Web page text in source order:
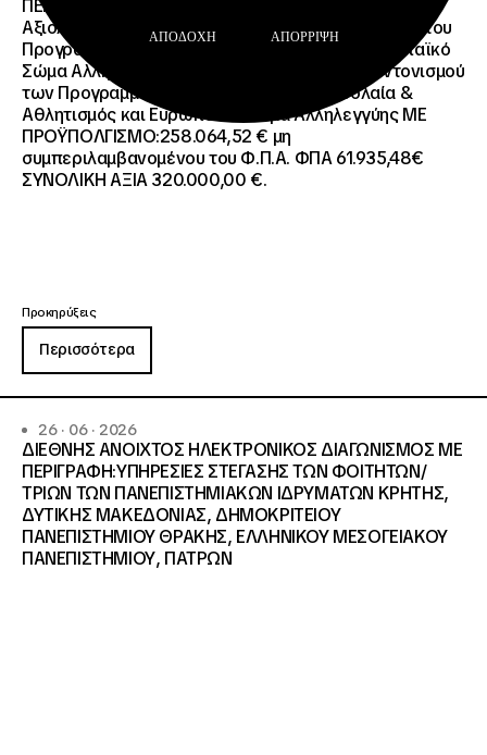
ΠΕΡΙΓΡΑΦΗ: Διοργάνωση Κύκλου Κατάρτισης και
Αξιολόγησης (Training and Evaluation Cycle – TEC) του
Προγράμματος European Solidarity Corps (Ευρωπαϊκό
Σώμα Αλληλεγγύης) της Εθνικής Μονάδας Συντονισμού
των Προγραμμάτων Erasmus+/Τομέας Νεολαία &
Αθλητισμός και Ευρωπαϊκό Σώμα Αλληλεγγύης ΜΕ
ΠΡΟΫΠΟΛΓΙΣΜΟ:258.064,52 € μη
συμπεριλαμβανομένου του Φ.Π.Α. ΦΠΑ 61.935,48€
ΣΥΝΟΛΙΚΗ ΑΞΙΑ 320.000,00 €.
Προκηρύξεις
Περισσότερα
26 · 06 · 2026
ΔΙΕΘΝΗΣ ΑΝΟΙΧΤΟΣ ΗΛΕΚΤΡΟΝΙΚΟΣ ΔΙΑΓΩΝΙΣΜΟΣ ΜΕ
ΠΕΡΙΓΡΑΦΗ:ΥΠΗΡΕΣΙΕΣ ΣΤΕΓΑΣΗΣ ΤΩΝ ΦΟΙΤΗΤΩΝ/
ΤΡΙΩΝ ΤΩΝ ΠΑΝΕΠΙΣΤΗΜΙΑΚΩΝ ΙΔΡΥΜΑΤΩΝ KΡΗΤΗΣ,
ΔΥΤΙΚΗΣ ΜΑΚΕΔΟΝΙΑΣ, ΔΗΜΟΚΡΙΤΕΙΟΥ
ΠΑΝΕΠΙΣΤΗΜΙΟΥ ΘΡΑΚΗΣ, ΕΛΛΗΝΙΚΟΥ ΜΕΣΟΓΕΙΑΚΟΥ
ΠΑΝΕΠΙΣΤΗΜΙΟΥ, ΠΑΤΡΩΝ
ΑΠΟΔΟΧΉ ΑΠΌΡΡΙΨΗ